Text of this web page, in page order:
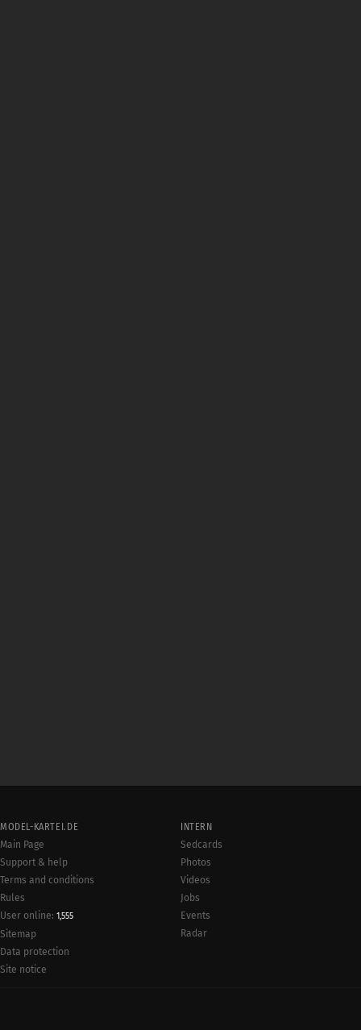
MODEL-KARTEI.DE
Main Page
Support & help
Terms and conditions
Rules
User online: 1,555
Sitemap
Data protection
Site notice
INTERN
Sedcards
Photos
Videos
Jobs
Events
Radar